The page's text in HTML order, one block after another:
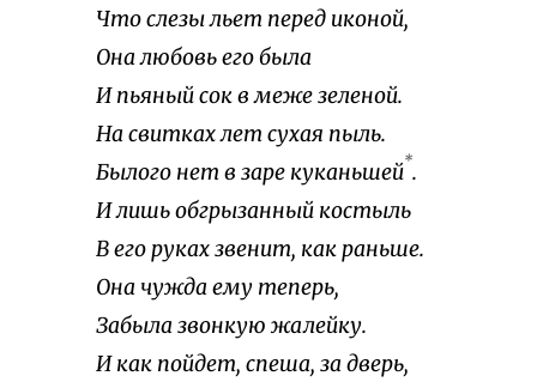
Что слезы льет перед иконой,
Она любовь его была
И пьяный сок в меже зеленой.
На свитках лет сухая пыль.
Былого нет в заре куканьшей*.
И лишь обгрызанный костыль
В его руках звенит, как раньше.
Она чужда ему теперь,
Забыла звонкую жалейку.
И как пойдет, спеша, за дверь,